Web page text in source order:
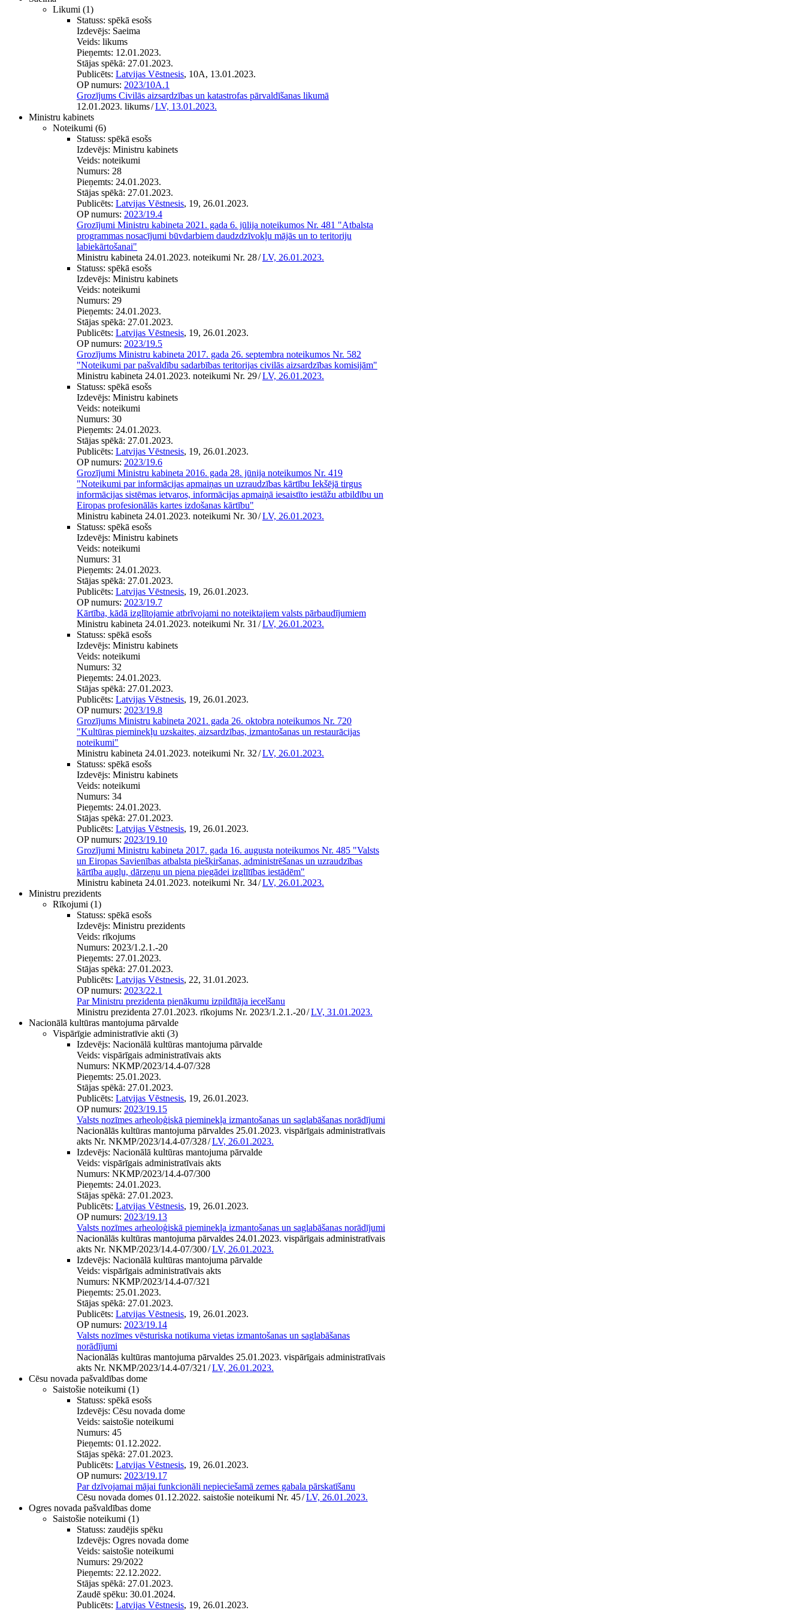
Likumi (1)
Statuss: spēkā esošs
Izdevējs: Saeima
Veids: likums
Pieņemts: 12.01.2023.
Stājas spēkā: 27.01.2023.
Publicēts: Latvijas Vēstnesis, 10A, 13.01.2023.
OP numurs: 2023/10A.1
Grozījums Civilās aizsardzības un katastrofas pārvaldīšanas likumā
12.01.2023. likums/LV, 13.01.2023.
Ministru kabinets
Noteikumi (6)
Statuss: spēkā esošs
Izdevējs: Ministru kabinets
Veids: noteikumi
Numurs: 28
Pieņemts: 24.01.2023.
Stājas spēkā: 27.01.2023.
Publicēts: Latvijas Vēstnesis, 19, 26.01.2023.
OP numurs: 2023/19.4
Grozījumi Ministru kabineta 2021. gada 6. jūlija noteikumos Nr. 481 "Atbalsta
programmas nosacījumi būvdarbiem daudzdzīvokļu mājās un to teritoriju
labiekārtošanai"
Ministru kabineta 24.01.2023. noteikumi Nr. 28/LV, 26.01.2023.
Statuss: spēkā esošs
Izdevējs: Ministru kabinets
Veids: noteikumi
Numurs: 29
Pieņemts: 24.01.2023.
Stājas spēkā: 27.01.2023.
Publicēts: Latvijas Vēstnesis, 19, 26.01.2023.
OP numurs: 2023/19.5
Grozījums Ministru kabineta 2017. gada 26. septembra noteikumos Nr. 582
"Noteikumi par pašvaldību sadarbības teritorijas civilās aizsardzības komisijām"
Ministru kabineta 24.01.2023. noteikumi Nr. 29/LV, 26.01.2023.
Statuss: spēkā esošs
Izdevējs: Ministru kabinets
Veids: noteikumi
Numurs: 30
Pieņemts: 24.01.2023.
Stājas spēkā: 27.01.2023.
Publicēts: Latvijas Vēstnesis, 19, 26.01.2023.
OP numurs: 2023/19.6
Grozījumi Ministru kabineta 2016. gada 28. jūnija noteikumos Nr. 419
"Noteikumi par informācijas apmaiņas un uzraudzības kārtību Iekšējā tirgus
informācijas sistēmas ietvaros, informācijas apmaiņā iesaistīto iestāžu atbildību un
Eiropas profesionālās kartes izdošanas kārtību"
Ministru kabineta 24.01.2023. noteikumi Nr. 30/LV, 26.01.2023.
Statuss: spēkā esošs
Izdevējs: Ministru kabinets
Veids: noteikumi
Numurs: 31
Pieņemts: 24.01.2023.
Stājas spēkā: 27.01.2023.
Publicēts: Latvijas Vēstnesis, 19, 26.01.2023.
OP numurs: 2023/19.7
Kārtība, kādā izglītojamie atbrīvojami no noteiktajiem valsts pārbaudījumiem
Ministru kabineta 24.01.2023. noteikumi Nr. 31 /LV, 26.01.2023.
Statuss: spēkā esošs
Izdevējs: Ministru kabinets
Veids: noteikumi
Numurs: 32
Pieņemts: 24.01.2023.
Stājas spēkā: 27.01.2023.
Publicēts: Latvijas Vēstnesis, 19, 26.01.2023.
OP numurs: 2023/19.8
Grozījums Ministru kabineta 2021. gada 26. oktobra noteikumos Nr. 720
"Kultūras pieminekļu uzskaites, aizsardzības, izmantošanas un restaurācijas
noteikumi"
Ministru kabineta 24.01.2023. noteikumi Nr. 32/LV, 26.01.2023.
Statuss: spēkā esošs
Izdevējs: Ministru kabinets
Veids: noteikumi
Numurs: 34
Pieņemts: 24.01.2023.
Stājas spēkā: 27.01.2023.
Publicēts: Latvijas Vēstnesis, 19, 26.01.2023.
OP numurs: 2023/19.10
Grozījumi Ministru kabineta 2017. gada 16. augusta noteikumos Nr. 485 "Valsts
un Eiropas Savienības atbalsta piešķiršanas, administrēšanas un uzraudzības
kārtība augļu, dārzeņu un piena piegādei izglītības iestādēm"
Ministru kabineta 24.01.2023. noteikumi Nr. 34/LV, 26.01.2023.
Ministru prezidents
Rīkojumi (1)
Statuss: spēkā esošs
Izdevējs: Ministru prezidents
Veids: rīkojums
Numurs: 2023/1.2.1.-20
Pieņemts: 27.01.2023.
Stājas spēkā: 27.01.2023.
Publicēts: Latvijas Vēstnesis, 22, 31.01.2023.
OP numurs: 2023/22.1
Par Ministru prezidenta pienākumu izpildītāja iecelšanu
Ministru prezidenta 27.01.2023. rīkojums Nr. 2023/1.2.1.-20/LV, 31.01.2023.
Nacionālā kultūras mantojuma pārvalde
Vispārīgie administratīvie akti (3)
Izdevējs: Nacionālā kultūras mantojuma pārvalde
Veids: vispārīgais administratīvais akts
Numurs: NKMP/2023/14.4-07/328
Pieņemts: 25.01.2023.
Stājas spēkā: 27.01.2023.
Publicēts: Latvijas Vēstnesis, 19, 26.01.2023.
OP numurs: 2023/19.15
Valsts nozīmes arheoloģiskā pieminekļa izmantošanas un saglabāšanas norādījumi
Nacionālās kultūras mantojuma pārvaldes 25.01.2023. vispārīgais administratīvais
akts Nr. NKMP/2023/14.4-07/328/LV, 26.01.2023.
Izdevējs: Nacionālā kultūras mantojuma pārvalde
Veids: vispārīgais administratīvais akts
Numurs: NKMP/2023/14.4-07/300
Pieņemts: 24.01.2023.
Stājas spēkā: 27.01.2023.
Publicēts: Latvijas Vēstnesis, 19, 26.01.2023.
OP numurs: 2023/19.13
Valsts nozīmes arheoloģiskā pieminekļa izmantošanas un saglabāšanas norādījumi
Nacionālās kultūras mantojuma pārvaldes 24.01.2023. vispārīgais administratīvais
akts Nr. NKMP/2023/14.4-07/300/LV, 26.01.2023.
Izdevējs: Nacionālā kultūras mantojuma pārvalde
Veids: vispārīgais administratīvais akts
Numurs: NKMP/2023/14.4-07/321
Pieņemts: 25.01.2023.
Stājas spēkā: 27.01.2023.
Publicēts: Latvijas Vēstnesis, 19, 26.01.2023.
OP numurs: 2023/19.14
Valsts nozīmes vēsturiska notikuma vietas izmantošanas un saglabāšanas
norādījumi
Nacionālās kultūras mantojuma pārvaldes 25.01.2023. vispārīgais administratīvais
akts Nr. NKMP/2023/14.4-07/321 /LV, 26.01.2023.
Cēsu novada pašvaldības dome
Saistošie noteikumi (1)
Statuss: spēkā esošs
Izdevējs: Cēsu novada dome
Veids: saistošie noteikumi
Numurs: 45
Pieņemts: 01.12.2022.
Stājas spēkā: 27.01.2023.
Publicēts: Latvijas Vēstnesis, 19, 26.01.2023.
OP numurs: 2023/19.17
Par dzīvojamai mājai funkcionāli nepieciešamā zemes gabala pārskatīšanu
Cēsu novada domes 01.12.2022. saistošie noteikumi Nr. 45/LV, 26.01.2023.
Ogres novada pašvaldības dome
Saistošie noteikumi (1)
Statuss: zaudējis spēku
Izdevējs: Ogres novada dome
Veids: saistošie noteikumi
Numurs: 29/2022
Pieņemts: 22.12.2022.
Stājas spēkā: 27.01.2023.
Zaudē spēku: 30.01.2024.
Publicēts: Latvijas Vēstnesis, 19, 26.01.2023.